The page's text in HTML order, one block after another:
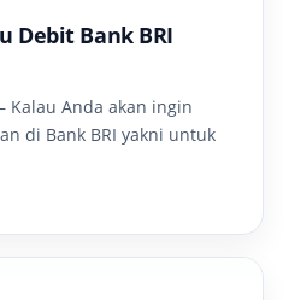
Debit Bank BRI
Kalau Anda akan ingin
di Bank BRI yakni untuk